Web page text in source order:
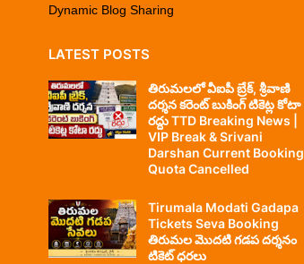
Dynamic Blog Sharing
LATEST POSTS
తిరుమలలో వీఐపీ బ్రేక్, శ్రీవాణి
దర్శన కరెంట్ బుకింగ్ టికెట్ల కోటా
రద్దు TTD Breaking News |
VIP Break & Srivani
Darshan Current Booking
Quota Cancelled
Tirumala Modati Gadapa
Tickets Seva Booking
తిరుమల మొదటి గడప దర్శనం
టికెట్ ధరలు